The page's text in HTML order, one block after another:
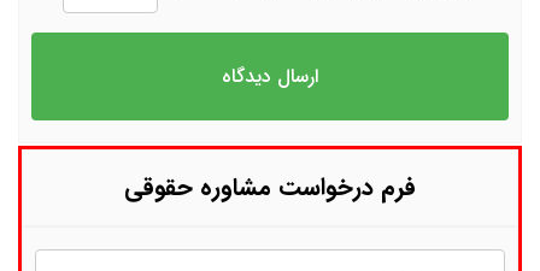
فرم درخواست مشاوره حقوقی
نام